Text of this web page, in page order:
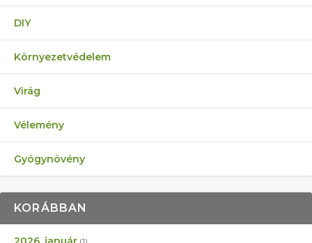
DIY
Környezetvédelem
Virág
Vélemény
Gyógynövény
KORÁBBAN